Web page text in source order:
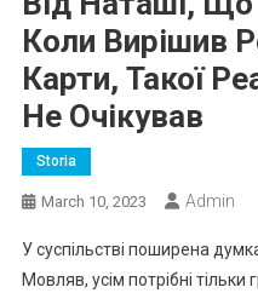
Коли Вирішив
Карти, Такої
Не Очікував
Storia
March 10, 2023 Admin
У суспільстві поширена
Мовляв, усім потрібні тільки